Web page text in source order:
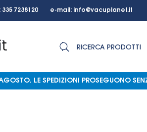
335 7238120 e-mail: info@vacuplanet.it
RICERCA PRODOTTI
LE SPEDIZIONI PROSEGUONO